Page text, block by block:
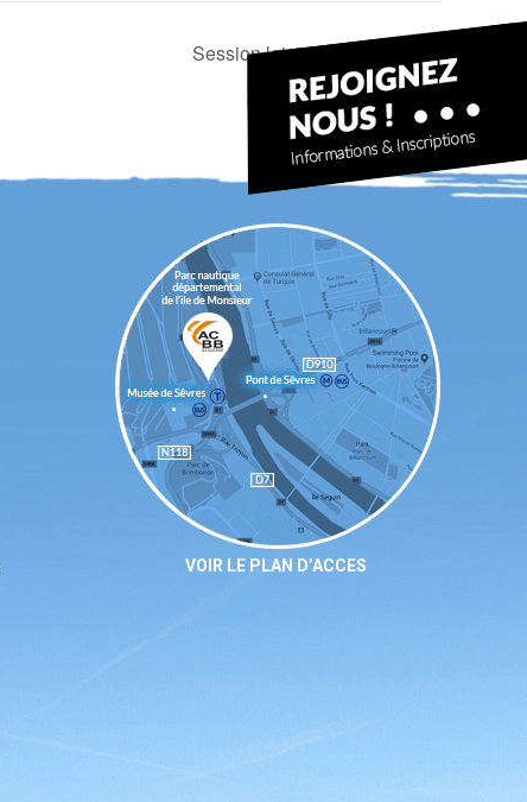
Session loisir avec Patrick
VOIR LE PLAN D’ACCES